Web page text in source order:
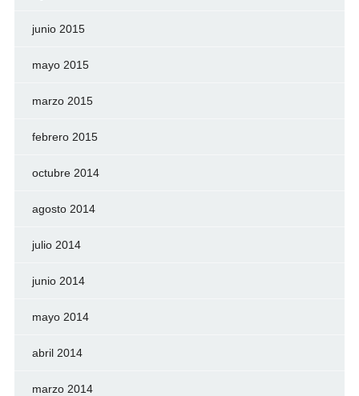
junio 2015
mayo 2015
marzo 2015
febrero 2015
octubre 2014
agosto 2014
julio 2014
junio 2014
mayo 2014
abril 2014
marzo 2014